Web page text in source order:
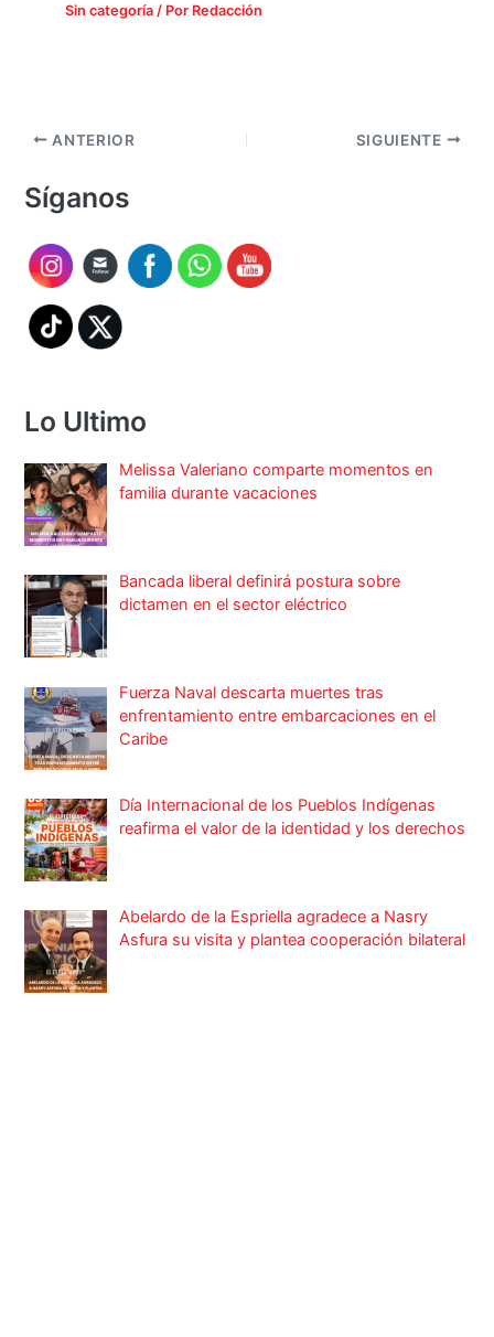
Sin categoría/ Por Redacción
ANTERIOR SIGUIENTE
Síganos
Lo Ultimo
Melissa Valeriano comparte momentos en
familia durante vacaciones
Bancada liberal definirá postura sobre
dictamen en el sector eléctrico
Fuerza Naval descarta muertes tras
enfrentamiento entre embarcaciones en el
Caribe
Día Internacional de los Pueblos Indígenas
reafirma el valor de la identidad y los derechos
Abelardo de la Espriella agradece a Nasry
Asfura su visita y plantea cooperación bilateral